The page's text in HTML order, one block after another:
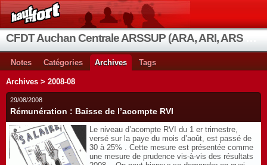
Notes Catégories Archives Tags
Archives > 2008-08
29/08/2008
Rémunération : Baisse de l’acompte RVI
Le niveau d’acompte RVI du 1 er trimestre,
versé sur la paye du mois d’août, est passé de
30 à 25% . Cette mesure est présentée comme
une mesure de prudence vis-à-vis des résultats